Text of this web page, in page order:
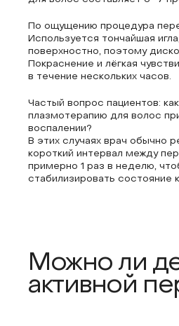
По ощущению процедура
Используется тончайшая
поверхностно, поэтому
Покраснение и лёгкая
в течение нескольких часов.
Частый вопрос пациентов:
плазмотерапию для волос
воспалении?
В этих случаях врач обычно
короткий интервал между
примерно 1 раз в неделю,
стабилизировать состояние
Можно ли
активной